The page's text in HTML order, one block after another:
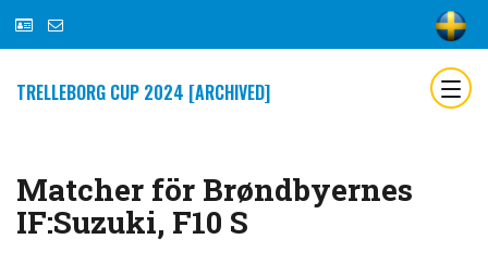
TRELLEBORG CUP 2024 [ARCHIVED]
Matcher för Brøndbyernes
IF:Suzuki, F10 S